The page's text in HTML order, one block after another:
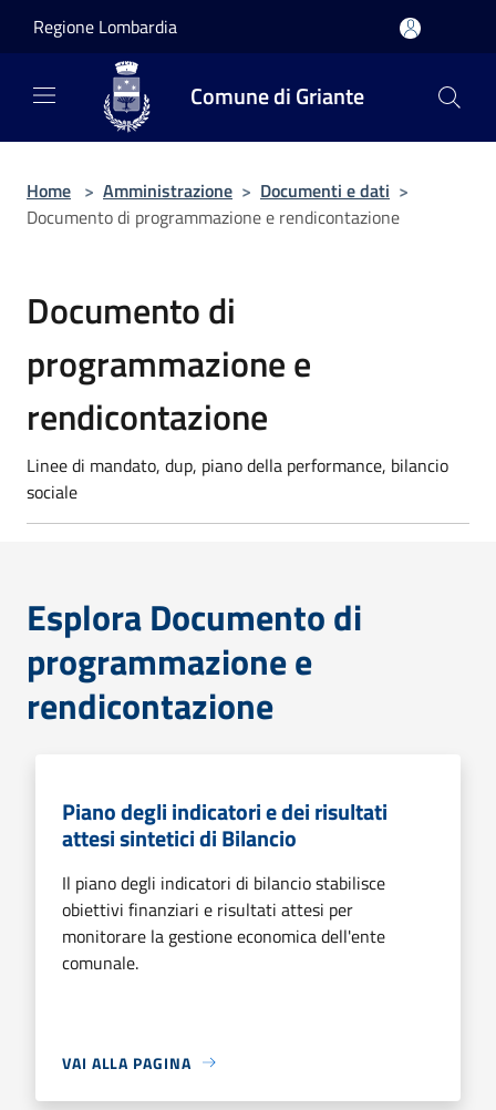
Regione Lombardia
Comune di Griante
Home > Amministrazione > Documenti e dati >
Documento di programmazione e rendicontazione
Documento di
programmazione e
rendicontazione
Linee di mandato, dup, piano della performance, bilancio
sociale
Esplora Documento di
programmazione e
rendicontazione
Piano degli indicatori e dei risultati
attesi sintetici di Bilancio
Il piano degli indicatori di bilancio stabilisce
obiettivi finanziari e risultati attesi per
monitorare la gestione economica dell'ente
comunale.
VAI ALLA PAGINA